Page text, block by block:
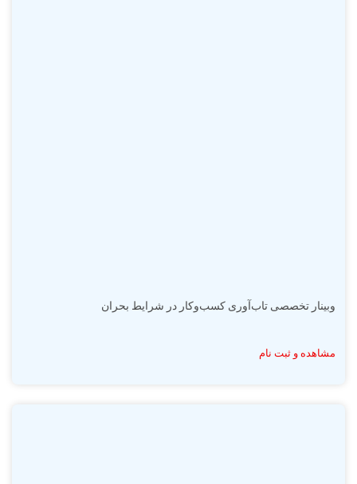
وبینار تخصصی تاب‌آوری کسب‌وکار در شرایط بحران
مشاهده و ثبت نام